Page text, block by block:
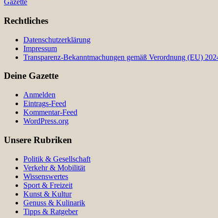
Gazette
Rechtliches
Datenschutzerklärung
Impressum
Transparenz-Bekanntmachungen gemäß Verordnung (EU)
Deine Gazette
Anmelden
Eintrags-Feed
Kommentar-Feed
WordPress.org
Unsere Rubriken
Politik & Gesellschaft
Verkehr & Mobilität
Wissenswertes
Sport & Freizeit
Kunst & Kultur
Genuss & Kulinarik
Tipps & Ratgeber